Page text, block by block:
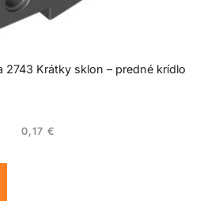
2743 Krátky sklon – predné krídlo
0,17 €